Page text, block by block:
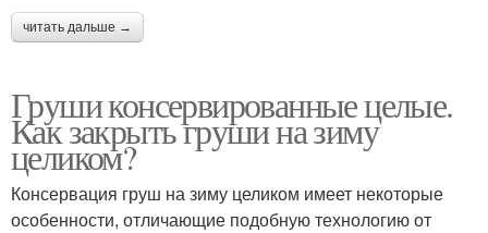
груш
читать дальше →
Груши консервированные целые.
Как закрыть груши на зиму
целиком?
Консервация груш на зиму целиком имеет некоторые
особенности, отличающие подобную технологию от